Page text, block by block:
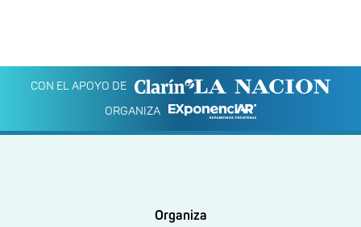
CON EL APOYO DE
ORGANIZA
Organiza